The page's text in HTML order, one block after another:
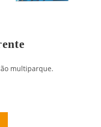
multiparque.